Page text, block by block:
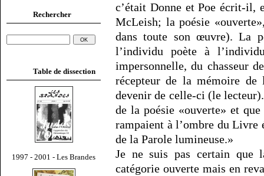
Rechercher
Table de dissection
1997 - 2001 - Les Brandes
c’était Donne et Poe écrit-il,
McLeish; la poésie
dans toute son œuvre). La
l’individu poète à
impersonnelle, du chasseur
récepteur de la mémoire
devenir de celle-ci (le
de la poésie «ouverte» et
rampaient à l’ombre du Livre
de la Parole lumineuse.»
Je ne suis pas certain que
catégorie ouverte mais en